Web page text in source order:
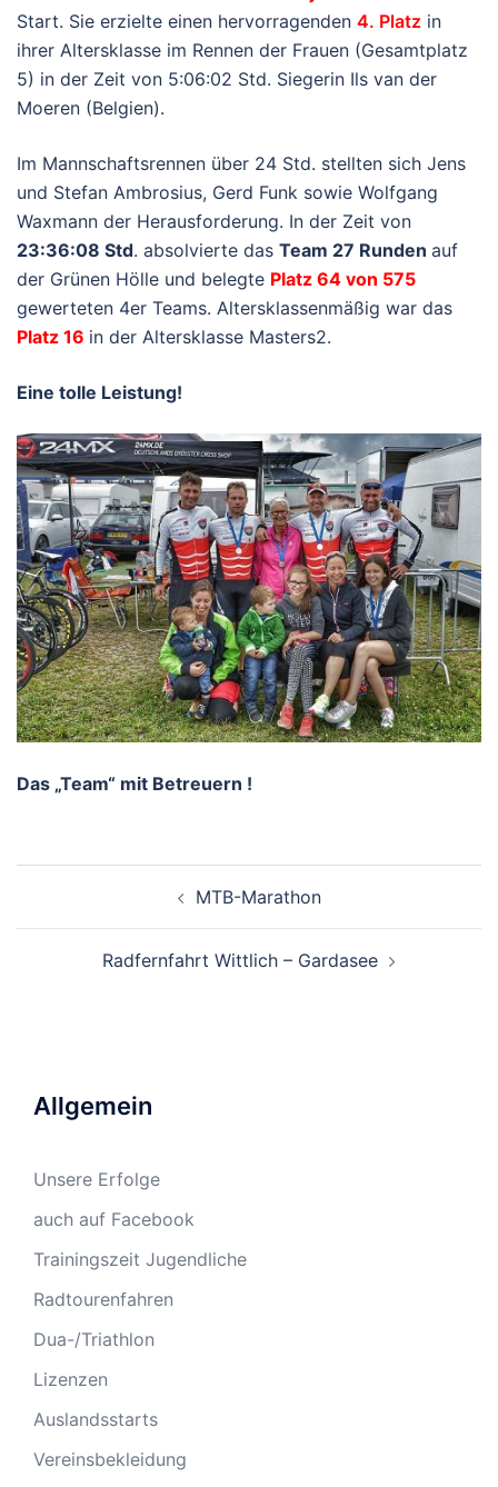
Start. Sie erzielte einen hervorragenden 4. Platz in
ihrer Altersklasse im Rennen der Frauen (Gesamtplatz
5) in der Zeit von 5:06:02 Std. Siegerin Ils van der
Moeren (Belgien).
Im Mannschaftsrennen über 24 Std. stellten sich Jens
und Stefan Ambrosius, Gerd Funk sowie Wolfgang
Waxmann der Herausforderung. In der Zeit von
23:36:08 Std. absolvierte das Team 27 Runden auf
der Grünen Hölle und belegte Platz 64 von 575
gewerteten 4er Teams. Altersklassenmäßig war das
Platz 16 in der Altersklasse Masters2.
Eine tolle Leistung!
Das „Team“ mit Betreuern !
MTB-Marathon
Radfernfahrt Wittlich – Gardasee
Allgemein
Unsere Erfolge
auch auf Facebook
Trainingszeit Jugendliche
Radtourenfahren
Dua-/Triathlon
Lizenzen
Auslandsstarts
Vereinsbekleidung